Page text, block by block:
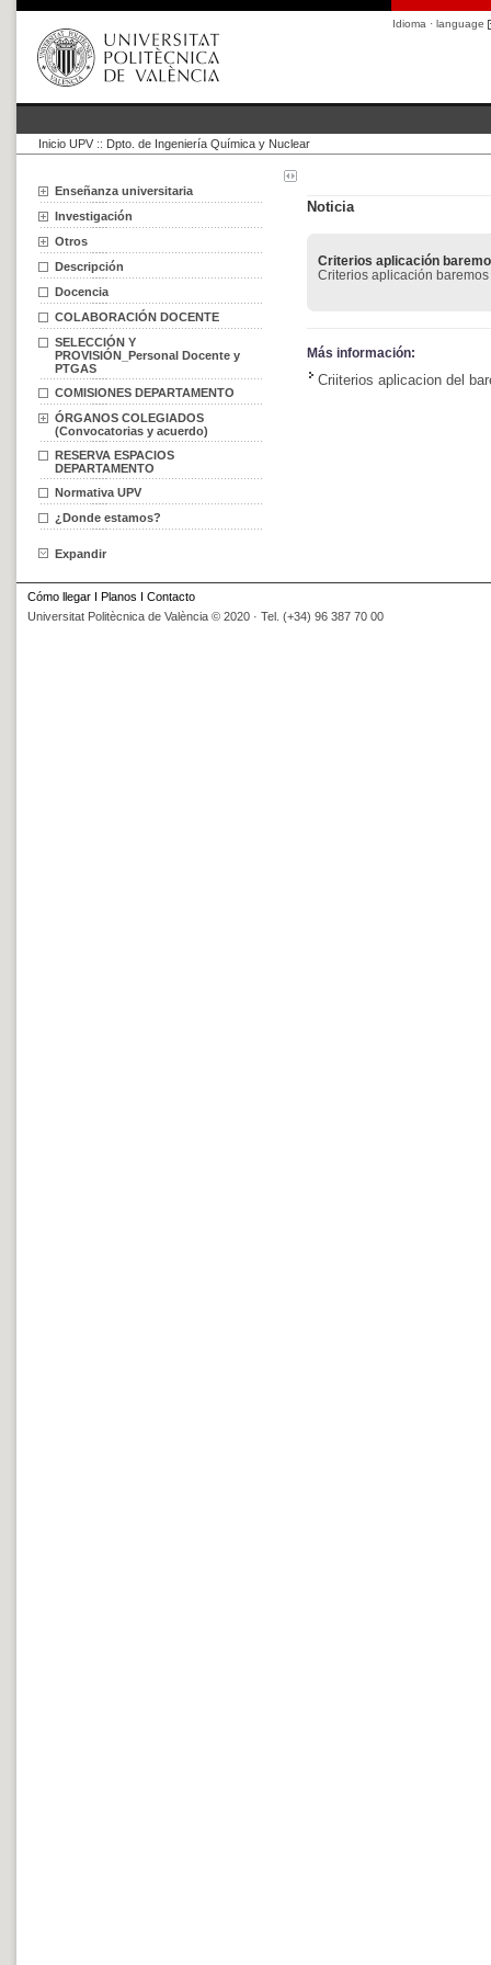
Idioma · language
Inicio UPV :: Dpto. de Ingeniería Química y Nuclear
Enseñanza universitaria
Investigación
Otros
Descripción
Docencia
COLABORACIÓN DOCENTE
SELECCIÓN Y
PROVISIÓN_Personal Docente y
PTGAS
COMISIONES DEPARTAMENTO
ÓRGANOS COLEGIADOS
(Convocatorias y acuerdo)
RESERVA ESPACIOS
DEPARTAMENTO
Normativa UPV
¿Donde estamos?
Expandir
Noticia
Criterios aplicación
Criterios aplicación
Más información:
Criiterios aplicacion del
Cómo llegar I Planos I Contacto
Universitat Politècnica de València © 2020 · Tel. (+34) 96 387 70 00